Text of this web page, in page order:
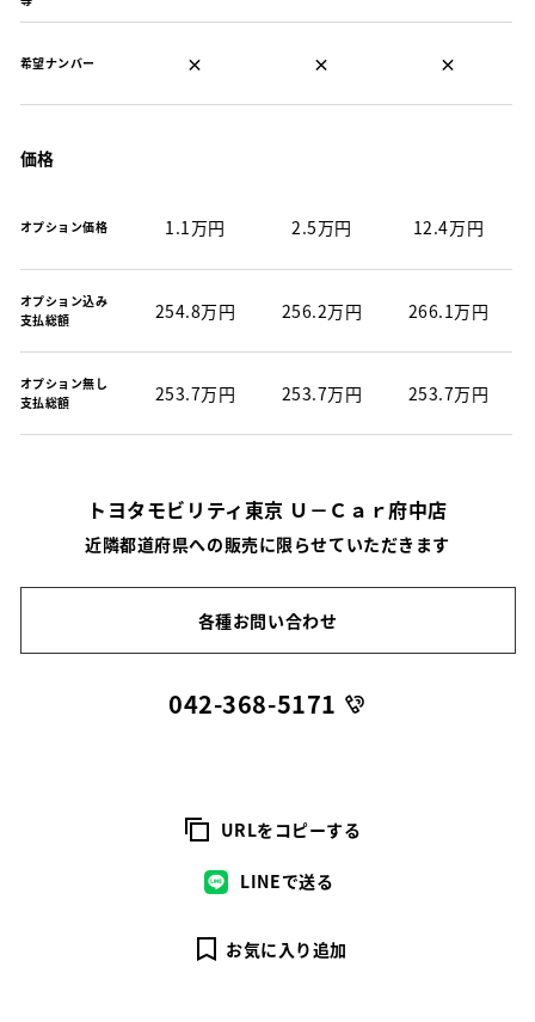
希望ナンバー × × ×
価格
オプション価格 1.1万円 2.5万円 12.4万円
オプション込み
支払総額
254.8万円 256.2万円 266.1万円
オプション無し
支払総額
253.7万円 253.7万円 253.7万円
トヨタモビリティ東京 Ｕ－Ｃａｒ府中店
近隣都道府県への販売に限らせていただきます
各種お問い合わせ
042-368-5171
URLをコピーする
LINEで送る
お気に入り追加